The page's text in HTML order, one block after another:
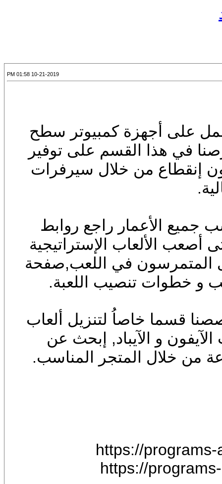
10-21-2019 01:58 PM
على أجهزة كمبيوتر سطح
في هذا القسم على توفير
إنقطاع من خلال سيرفرات
جميع الأعمار راجع روابط
أصعب الألعاب الإستراتيجية
المتمرسون في اللعب,صفحة
و خطوات تنصيب اللعبة.
قسما خاصاُ لتنزيل ألعاب
و الآيباد, إبحث عن
من خلال المتجر المناسب.
https://
https://